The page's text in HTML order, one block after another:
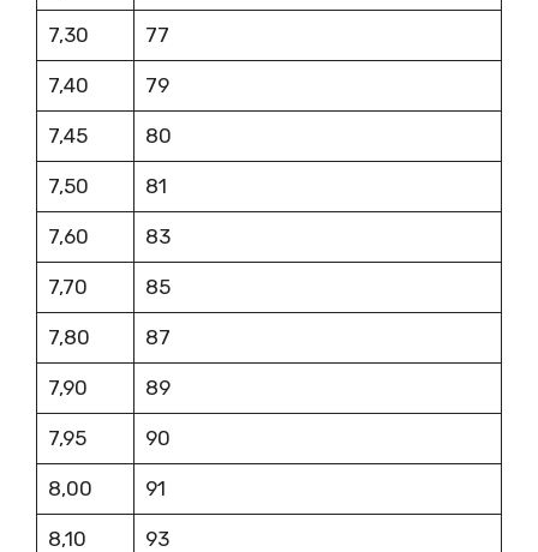
7,30 77
7,40 79
7,45 80
7,50 81
7,60 83
7,70 85
7,80 87
7,90 89
7,95 90
8,00 91
8,10 93